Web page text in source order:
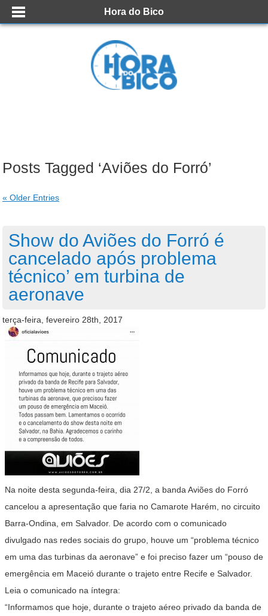
Hora do Bico
Posts Tagged ‘Aviões do Forró’
« Older Entries
Show do Aviões do Forró é
cancelado após problema
técnico’ em turbina de
aeronave
terça-feira, fevereiro 28th, 2017
Na noite desta segunda-feira, dia 27/2, a banda Aviões do Forró
cancelou a apresentação que faria no Camarote Harém, no circuito
Barra-Ondina, em Salvador. De acordo com o comunicado
divulgado nas redes sociais do grupo, houve um “problema técnico
em uma das turbinas da aeronave” e foi preciso fazer um “pouso de
emergência em Maceió durante o trajeto entre Recife e Salvador.
Leia o comunicado na íntegra:
“Informamos que hoje, durante o trajeto aéreo privado da banda de